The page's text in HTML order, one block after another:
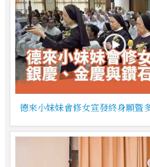
德來小妹妹會修女宣發終身願暨